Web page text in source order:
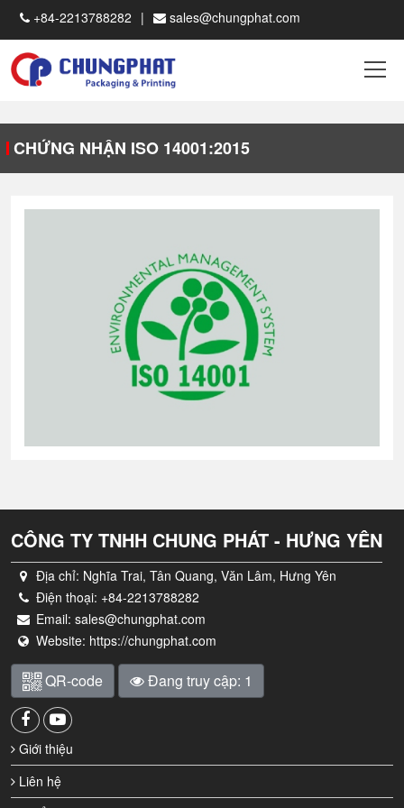
+84-2213788282 sales@chungphat.com
CHỨNG NHẬN ISO 14001:2015
CÔNG TY TNHH CHUNG PHÁT - HƯNG YÊN
Địa chỉ: Nghĩa Trai, Tân Quang, Văn Lâm, Hưng Yên
Điện thoại: +84-2213788282
Email: sales@chungphat.com
Website: https://chungphat.com
QR-code Đang truy cập: 1
Giới thiệu
Liên hệ